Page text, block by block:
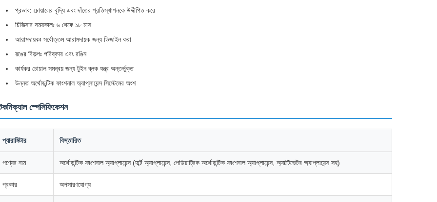
প্রভাব: চোয়ালের বৃদ্ধি এবং দাঁতের প্রতিস্থাপনকে উদ্দীপিত করে
চিকিত্সার সময়কালঃ ৬ থেকে ১৮ মাস
আরামদায়কঃ সর্বোত্তম আরামদায়ক জন্য ডিজাইন করা
রঙের বিকল্পঃ পরিষ্কার এবং রঙিন
কার্যকর চোয়াল সমন্বয় জন্য টুইন ব্লক যন্ত্র অন্তর্ভুক্ত
উন্নত অর্থোডন্টিক ফাংশনাল অ্যাপ্লায়েন্স সিস্টেমের অংশ
স্পেসিফিকেশন
প্যারামিটার বিস্তারিত
পণ্যের নাম অর্থোডন্টিক ফাংশনাল অ্যাপ্লায়েন্স (হার্ব্ট অ্যাপ্লায়েন্স, পেডিয়াট্রিক অর্থোডন্টিক ফাংশনাল অ্যাপ্লায়েন্স, অ্যাক্টিভেটর অ্যাপ্লায়েন্স সহ)
প্রকার অপসারণযোগ্য